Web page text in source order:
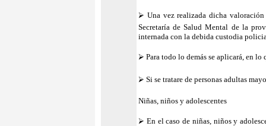
⮚ Una vez realizada dicha
Secretaría de Salud Mental de la
internada con la debida custodia
⮚ Para todo lo demás se aplicará, en
⮚ Si se tratare de personas adultas
Niñas, niños y adolescentes
⮚ En el caso de niñas, niños y